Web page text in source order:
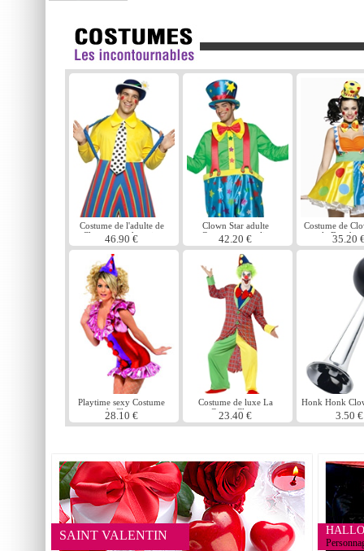
Costume de l'adulte de
Clown avec des raies
46.90 €
Clown Star adulte
Costume masculin
42.20 €
Costume de
le Dot35.20
Playtime sexy Costume
de Clown
28.10 €
Costume de luxe La
Circus Clown
23.40 €
Honk Honk
3.50 €
SAINT VALENTIN